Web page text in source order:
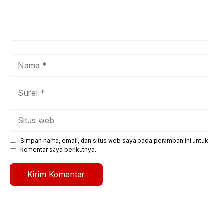
Simpan nama, email, dan situs web saya pada peramban ini untuk
komentar saya berikutnya.